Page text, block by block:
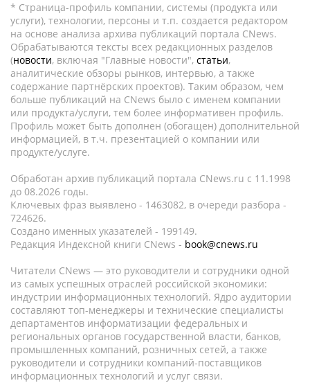
* Страница-профиль компании, системы (продукта или
услуги), технологии, персоны и т.п. создается редактором
на основе анализа архива публикаций портала CNews.
Обрабатываются тексты всех редакционных разделов
(новости, включая "Главные новости", статьи,
аналитические обзоры рынков, интервью, а также
содержание партнёрских проектов). Таким образом, чем
больше публикаций на CNews было с именем компании
или продукта/услуги, тем более информативен профиль.
Профиль может быть дополнен (обогащен) дополнительной
информацией, в т.ч. презентацией о компании или
продукте/услуге.
Обработан архив публикаций портала CNews.ru c 11.1998
до 08.2026 годы.
Ключевых фраз выявлено - 1463082, в очереди разбора -
724626.
Создано именных указателей - 199149.
Редакция Индексной книги CNews - book@cnews.ru
Читатели CNews — это руководители и сотрудники одной
из самых успешных отраслей российской экономики:
индустрии информационных технологий. Ядро аудитории
составляют топ-менеджеры и технические специалисты
департаментов информатизации федеральных и
региональных органов государственной власти, банков,
промышленных компаний, розничных сетей, а также
руководители и сотрудники компаний-поставщиков
информационных технологий и услуг связи.